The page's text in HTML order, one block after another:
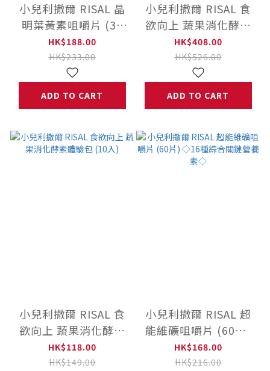
小兒利撒爾 RISAL 晶
明葉黃素咀嚼片 (36
片) ◇游離型葉黃素 好
吸收◇
HK$188.00
HK$233.00
ADD TO CART
小兒利撒爾 RISAL 食
欲向上 蔬果消化酵素
(45入)
HK$408.00
HK$526.00
ADD TO CART
小兒利撒爾 RISAL 食
欲向上 蔬果消化酵素
體驗包 (10入)
HK$118.00
HK$149.00
小兒利撒爾 RISAL 超
能維礦咀嚼片 (60片)
◇16種綜合關鍵營養
素◇
HK$168.00
HK$216.00